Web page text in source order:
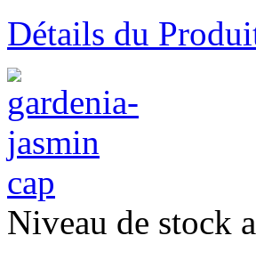
Détails du
Niveau de stock